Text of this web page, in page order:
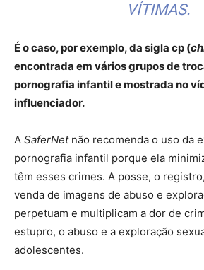
VÍTIMAS.
É o caso, por exemplo, da sigla cp (
encontrada em vários grupos de
pornografia infantil e mostrada no
influenciador.
A SaferNetnão recomenda o uso da
pornografia infantil porque ela
têm esses crimes. A posse, o
venda de imagens de abuso e
perpetuam e multiplicam a dor de
estupro, o abuso e a exploração
adolescentes.